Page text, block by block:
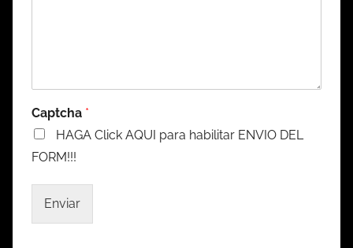
Captcha *
HAGA Click AQUI para habilitar ENVIO DEL
FORM!!!
Enviar